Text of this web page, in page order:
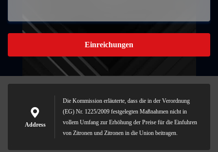
Einreichungen
Address
Die Kommission erläuterte, dass die in der Verordnung
(EG) Nr. 1225/2009 festgelegten Maßnahmen nicht in
vollem Umfang zur Erhöhung der Preise für die Einfuhren
von Zitronen und Zitronen in die Union beitragen.